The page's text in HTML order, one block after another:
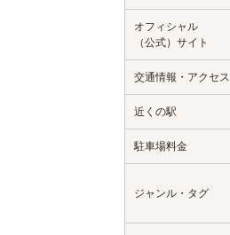
オフィシャル
（公式）サイト
交通情報・アクセス
近くの駅
駐車場料金
ジャンル・タグ